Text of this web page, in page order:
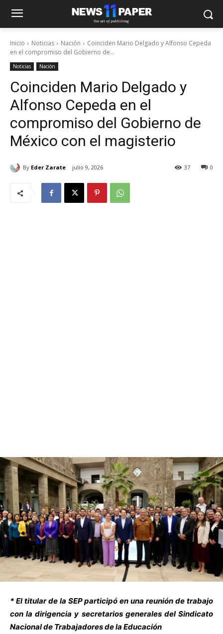
Inicio Noticias Nación
Coinciden Mario Delgado y Alfonso Cepeda
en el compromiso del Gobierno de...
Noticias Nación
Coinciden Mario Delgado y
Alfonso Cepeda en el
compromiso del Gobierno de
México con el magisterio
By Eder Zarate julio 9, 2026 0
37
* El titular de la SEP participó en una reunión de trabajo
con la dirigencia y secretarios generales del Sindicato
Nacional de Trabajadores de la Educación